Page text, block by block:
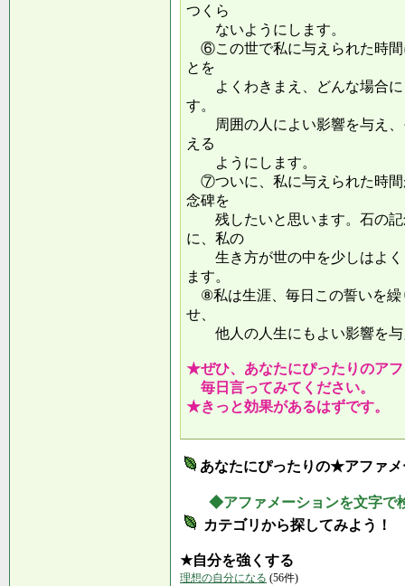
つくら
ないようにします。
⑥この世で私に与えられた時間
とを
よくわきまえ、どんな場合に
す。
周囲の人によい影響を与え、
える
ようにします。
⑦ついに、私に与えられた時間
念碑を
残したいと思います。石の記
に、私の
生き方が世の中を少しはよく
ます。
⑧私は生涯、毎日この誓いを繰
せ、
他人の人生にもよい影響
★ぜひ、あなたにぴったりのア
毎日言ってみてください。
★きっと効果があるはずです。
あなたにぴったりの★アファ
◆アファメーションを文字で
カテゴリから探してみよう！
★自分を強くする
理想の自分になる (56件)